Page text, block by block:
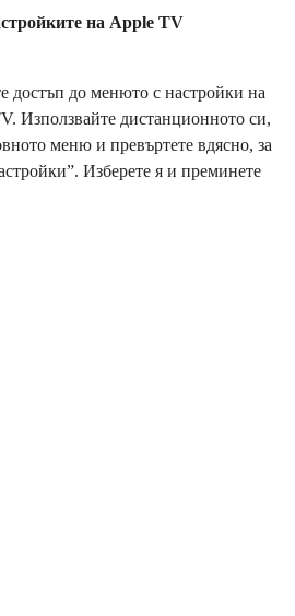
на Apple TV
достъп до менюто с настройки на
Използвайте дистанционното си,
меню и превъртете вдясно, за
Изберете я и преминете